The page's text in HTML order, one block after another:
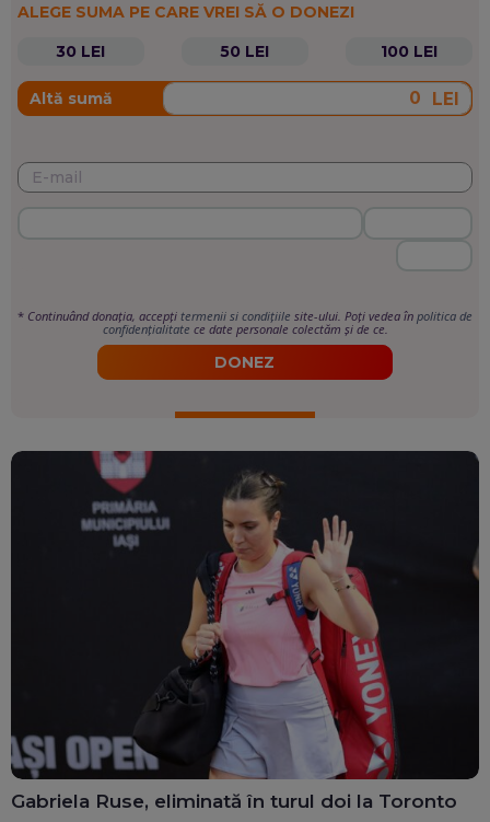
ALEGE SUMA PE CARE VREI SĂ O DONEZI
30 LEI
50 LEI 100 LEI
Altă sumă LEI
* Continuând donația, accepți termenii si condițiile site-ului. Poți vedea în politica de
confidențialitate ce date personale colectăm și de ce.
DONEZ
Gabriela Ruse, eliminată în turul doi la Toronto